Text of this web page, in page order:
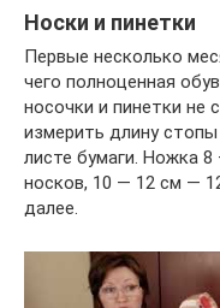
Носки и пинетки
Первые несколько
чего полноценная
носочки и пинетки не
измерить длину
листе бумаги. Ножка
носков, 10 — 12 см —
далее.